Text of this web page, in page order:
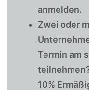
anmelden.
Zwei oder
Termin am
10%